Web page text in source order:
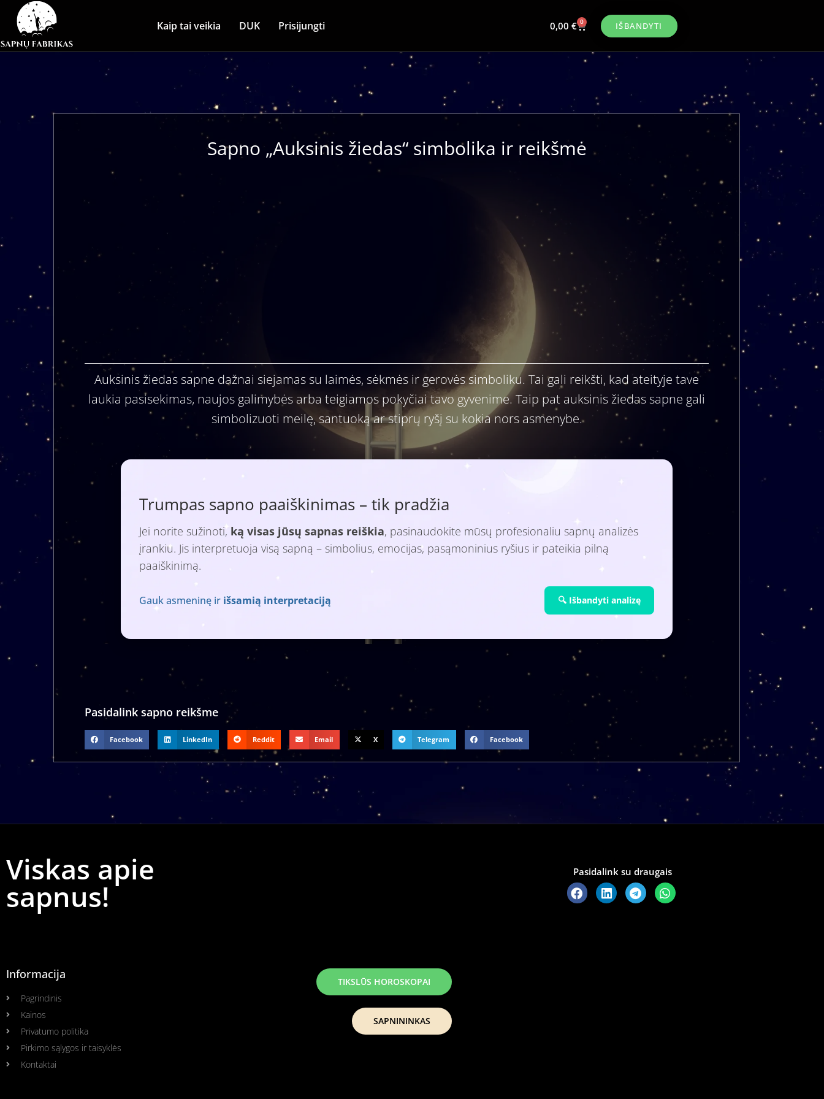
Kaip tai veikia DUK Prisijungti 0,00 € 0 IŠBANDYTI
Sapno „Auksinis žiedas“ simbolika ir reikšmė
Auksinis žiedas sapne dažnai siejamas su laimės, sėkmės ir gerovės simboliku. Tai gali reikšti, kad ateityje tave
laukia pasisekimas, naujos galimybės arba teigiamos pokyčiai tavo gyvenime. Taip pat auksinis žiedas sapne gali
simbolizuoti meilę, santuoką ar stiprų ryšį su kokia nors asmenybe.
Trumpas sapno paaiškinimas – tik pradžia
Jei norite sužinoti, ką visas jūsų sapnas reiškia, pasinaudokite mūsų profesionaliu sapnų analizės
įrankiu. Jis interpretuoja visą sapną – simbolius, emocijas, pasąmoninius ryšius ir pateikia pilną
paaiškinimą.
Gauk asmeninę ir išsamią interpretaciją 🔍 Išbandyti analizę
Pasidalink sapno reikšme
Facebook LinkedIn Reddit Email X Telegram Facebook
Viskas apie
sapnus!
Pasidalink su draugais
Informacija
Pagrindinis
Kainos
Privatumo politika
Pirkimo sąlygos ir taisyklės
Kontaktai
TIKSLŪS HOROSKOPAI
SAPNININKAS